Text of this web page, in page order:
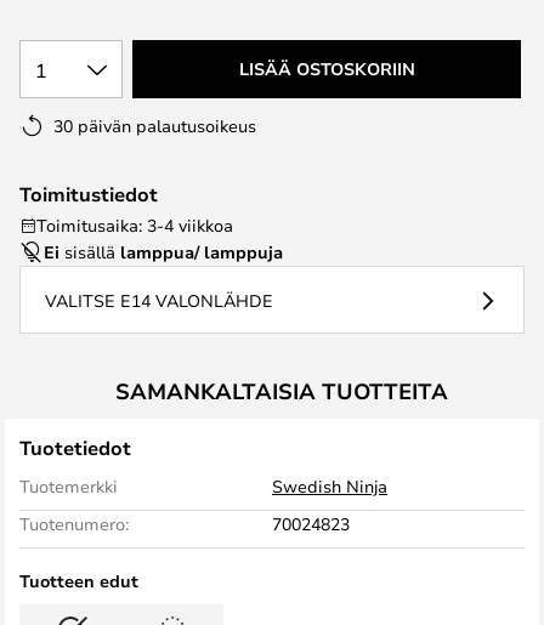
1 LISÄÄ OSTOSKORIIN
30 päivän palautusoikeus
Toimitustiedot
Toimitusaika: 3-4 viikkoa
Ei sisällä lamppua/ lamppuja
VALITSE E14 VALONLÄHDE
SAMANKALTAISIA TUOTTEITA
Tuotetiedot
Tuotemerkki
Swedish Ninja
Tuotenumero:
70024823
Tuotteen edut